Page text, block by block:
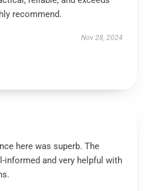
recommend.
Nov 28, 2024
here was superb. The
informed and very helpful with